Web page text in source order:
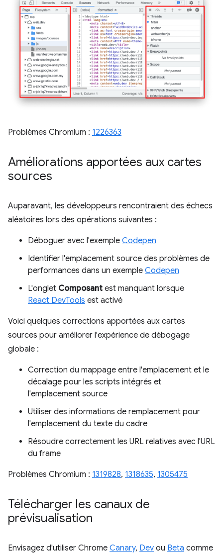
Problèmes Chromium : 1226363
Améliorations apportées aux cartes
sources
Auparavant, les développeurs rencontraient des échecs
aléatoires lors des opérations suivantes :
Déboguer avec l'exemple Codepen
Identifier l'emplacement source des problèmes de
performances dans un exemple Codepen
L'onglet Composant est manquant lorsque
React DevTools est activé
Voici quelques corrections apportées aux cartes
sources pour améliorer l'expérience de débogage
globale :
Correction du mappage entre l'emplacement et le
décalage pour les scripts intégrés et
l'emplacement source
Utiliser des informations de remplacement pour
l'emplacement du texte du cadre
Résoudre correctement les URL relatives avec l'URL
du frame
Problèmes Chromium : 1319828, 1318635, 1305475
Télécharger les canaux de
prévisualisation
Envisagez d'utiliser Chrome Canary, Dev ou Beta comme